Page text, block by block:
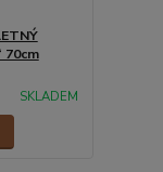
70cm
SKLADEM